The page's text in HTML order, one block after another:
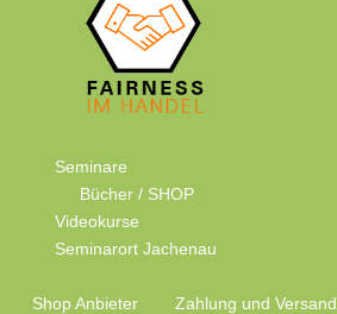
Seminare
Bücher / SHOP
Videokurse
Seminarort Jachenau
Shop Anbieter Zahlung und Versand